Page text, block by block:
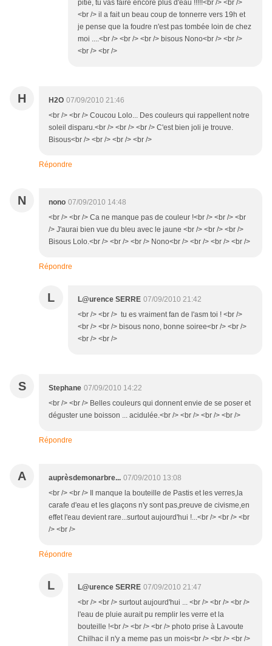
pitié, tu vas faire encore plus d'eau !!!!!<br /> <br />
<br /> il a fait un beau coup de tonnerre vers 19h et
je pense que la foudre n'est pas tombée loin de chez
moi ....<br /> <br /> <br /> bisous Nono<br /> <br />
<br /> <br />
H H2O 07/09/2010 21:46
<br /> <br /> Coucou Lolo... Des couleurs qui rappellent notre
soleil disparu.<br /> <br /> <br /> C'est bien joli je trouve.
Bisous<br /> <br /> <br /> <br />
Répondre
N nono 07/09/2010 14:48
<br /> <br /> Ca ne manque pas de couleur !<br /> <br /> <br
/> J'aurai bien vue du bleu avec le jaune <br /> <br /> <br />
Bisous Lolo.<br /> <br /> <br /> Nono<br /> <br /> <br /> <br />
Répondre
L L@urence SERRE 07/09/2010 21:42
<br /> <br /> tu es vraiment fan de l'asm toi ! <br />
<br /> <br /> bisous nono, bonne soiree<br /> <br />
<br /> <br />
S Stephane 07/09/2010 14:22
<br /> <br /> Belles couleurs qui donnent envie de se poser et
déguster une boisson ... acidulée.<br /> <br /> <br /> <br />
Répondre
A auprèsdemonarbre... 07/09/2010 13:08
<br /> <br /> Il manque la bouteille de Pastis et les verres,la
carafe d'eau et les glaçons n'y sont pas,preuve de civisme,en
effet l'eau devient rare...surtout aujourd'hui !...<br /> <br /> <br
/> <br />
Répondre
L L@urence SERRE 07/09/2010 21:47
<br /> <br /> surtout aujourd'hui ... <br /> <br /> <br />
l'eau de pluie aurait pu remplir les verre et la
bouteille !<br /> <br /> <br /> photo prise à Lavoute
Chilhac il n'y a meme pas un mois<br /> <br /> <br />